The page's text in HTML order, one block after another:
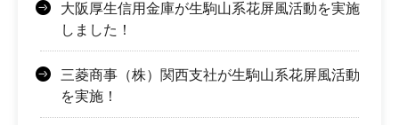
大阪厚生信用金庫が生駒山系花屏風活動を実施
しました！
三菱商事（株）関西支社が生駒山系花屏風活動
を実施！